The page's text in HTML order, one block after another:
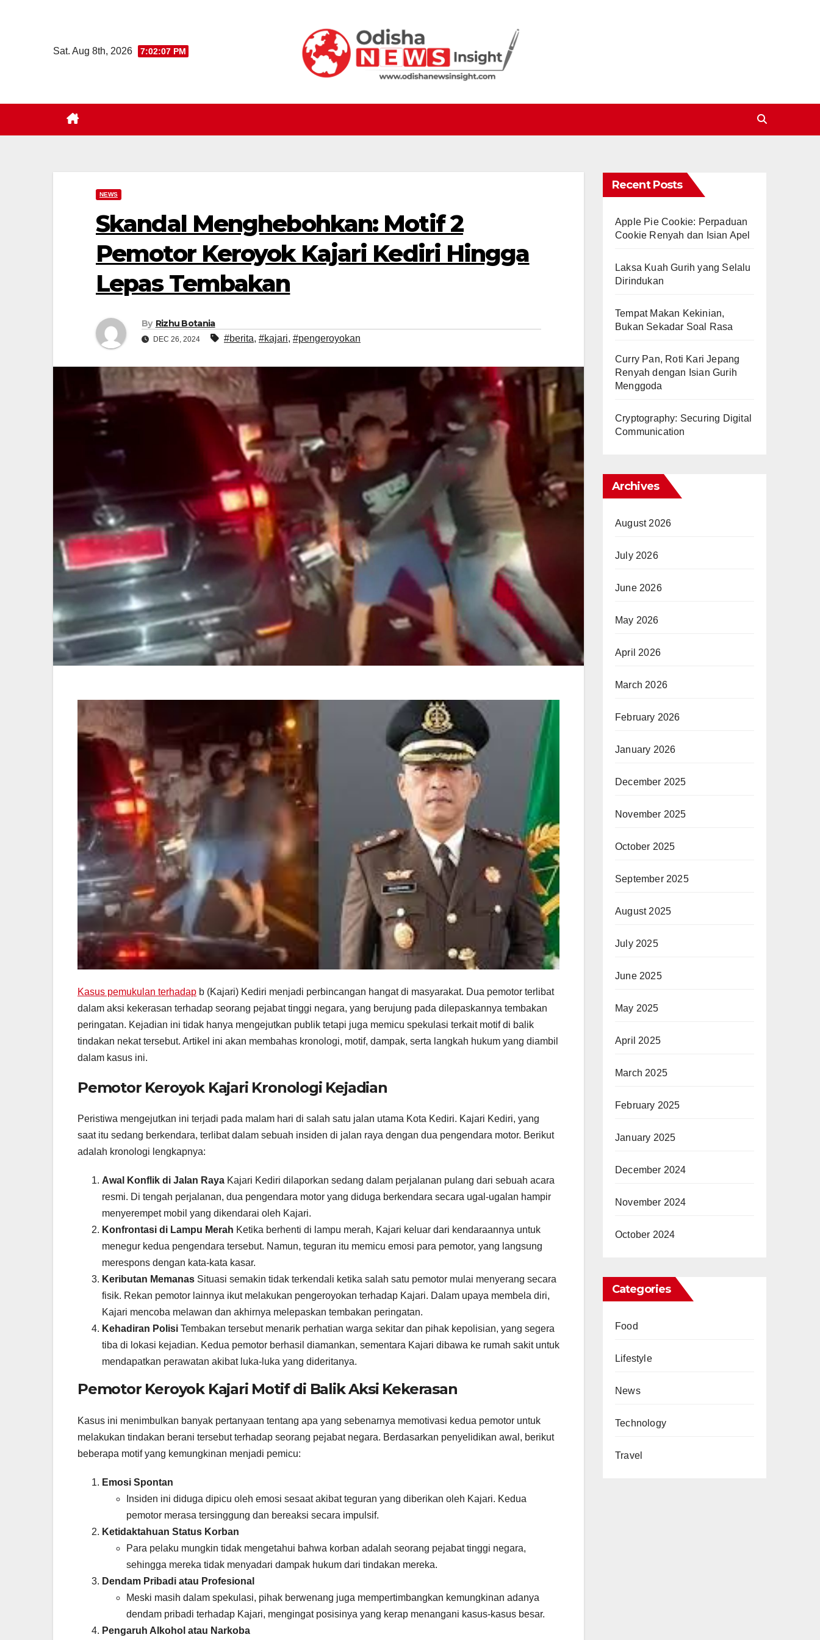
Sat. Aug 8th, 2026 7:02:09 PM
NEWS
Skandal Menghebohkan: Motif 2
Pemotor Keroyok Kajari Kediri Hingga
Lepas Tembakan
By Rizhu Botania
DEC 26, 2024 #berita, #kajari, #pengeroyokan
Kasus pemukulan terhadap b (Kajari) Kediri menjadi perbincangan hangat di masyarakat. Dua pemotor terlibat
dalam aksi kekerasan terhadap seorang pejabat tinggi negara, yang berujung pada dilepaskannya tembakan
peringatan. Kejadian ini tidak hanya mengejutkan publik tetapi juga memicu spekulasi terkait motif di balik
tindakan nekat tersebut. Artikel ini akan membahas kronologi, motif, dampak, serta langkah hukum yang diambil
dalam kasus ini.
Pemotor Keroyok Kajari Kronologi Kejadian
Peristiwa mengejutkan ini terjadi pada malam hari di salah satu jalan utama Kota Kediri. Kajari Kediri, yang
saat itu sedang berkendara, terlibat dalam sebuah insiden di jalan raya dengan dua pengendara motor. Berikut
adalah kronologi lengkapnya:
Awal Konflik di Jalan Raya Kajari Kediri dilaporkan sedang dalam perjalanan pulang dari sebuah acara
resmi. Di tengah perjalanan, dua pengendara motor yang diduga berkendara secara ugal-ugalan hampir
menyerempet mobil yang dikendarai oleh Kajari.
Konfrontasi di Lampu Merah Ketika berhenti di lampu merah, Kajari keluar dari kendaraannya untuk
menegur kedua pengendara tersebut. Namun, teguran itu memicu emosi para pemotor, yang langsung
merespons dengan kata-kata kasar.
Keributan Memanas Situasi semakin tidak terkendali ketika salah satu pemotor mulai menyerang secara
fisik. Rekan pemotor lainnya ikut melakukan pengeroyokan terhadap Kajari. Dalam upaya membela diri,
Kajari mencoba melawan dan akhirnya melepaskan tembakan peringatan.
Kehadiran Polisi Tembakan tersebut menarik perhatian warga sekitar dan pihak kepolisian, yang segera
tiba di lokasi kejadian. Kedua pemotor berhasil diamankan, sementara Kajari dibawa ke rumah sakit untuk
mendapatkan perawatan akibat luka-luka yang dideritanya.
Pemotor Keroyok Kajari Motif di Balik Aksi Kekerasan
Kasus ini menimbulkan banyak pertanyaan tentang apa yang sebenarnya memotivasi kedua pemotor untuk
melakukan tindakan berani tersebut terhadap seorang pejabat negara. Berdasarkan penyelidikan awal, berikut
beberapa motif yang kemungkinan menjadi pemicu:
Emosi Spontan
Insiden ini diduga dipicu oleh emosi sesaat akibat teguran yang diberikan oleh Kajari. Kedua
pemotor merasa tersinggung dan bereaksi secara impulsif.
Ketidaktahuan Status Korban
Para pelaku mungkin tidak mengetahui bahwa korban adalah seorang pejabat tinggi negara,
sehingga mereka tidak menyadari dampak hukum dari tindakan mereka.
Dendam Pribadi atau Profesional
Meski masih dalam spekulasi, pihak berwenang juga mempertimbangkan kemungkinan adanya
dendam pribadi terhadap Kajari, mengingat posisinya yang kerap menangani kasus-kasus besar.
Pengaruh Alkohol atau Narkoba
Recent Posts
Apple Pie Cookie: Perpaduan
Cookie Renyah dan Isian Apel
Laksa Kuah Gurih yang Selalu
Dirindukan
Tempat Makan Kekinian,
Bukan Sekadar Soal Rasa
Curry Pan, Roti Kari Jepang
Renyah dengan Isian Gurih
Menggoda
Cryptography: Securing Digital
Communication
Archives
August 2026
July 2026
June 2026
May 2026
April 2026
March 2026
February 2026
January 2026
December 2025
November 2025
October 2025
September 2025
August 2025
July 2025
June 2025
May 2025
April 2025
March 2025
February 2025
January 2025
December 2024
November 2024
October 2024
Categories
Food
Lifestyle
News
Technology
Travel